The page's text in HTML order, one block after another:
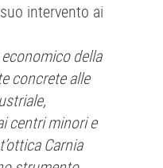
intervento ai
della
concrete alle
centri minori e
Carnia